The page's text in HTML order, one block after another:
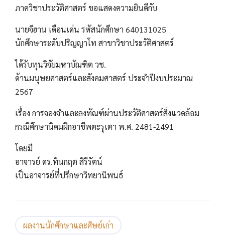
ภาควิชาประวัติศาสตร์ ขอแสดงความยินดีกับ
นายจีฮาน เดือนเด่น รหัสนักศึกษา 640131025
นักศึกษาระดับปริญญาโท สาขาวิชาประวัติศาสตร์
ได้รับทุนวิจัยมหาบัณฑิต วช.
ด้านมนุษยศาสตร์และสังคมศาสตร์ ประจำปีงบประมาณ
2567
เรื่อง การจองจำและลงทัณฑ์ผ่านประวัติศาสตร์สิ่งแวดล้อม
กรณีศึกษานิคมฝึกอาชีพตะรุเตา พ.ศ. 2481-2491
โดยมี
อาจารย์ ดร.ทินกฤต สิรีรัตน์
เป็นอาจารย์ที่ปรึกษาวิทยานิพนธ์
ผลงานนักศึกษาและศิษย์เก่า